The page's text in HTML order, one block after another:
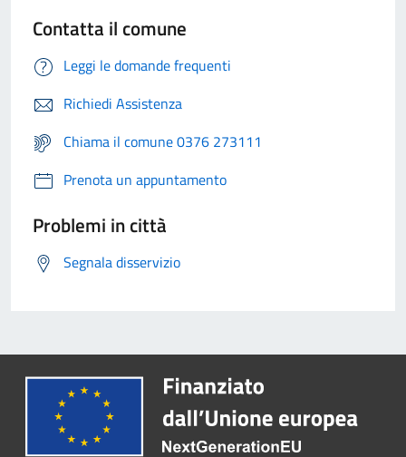
Contatta il comune
Leggi le domande frequenti
Richiedi Assistenza
Chiama il comune 0376 273111
Prenota un appuntamento
Problemi in città
Segnala disservizio